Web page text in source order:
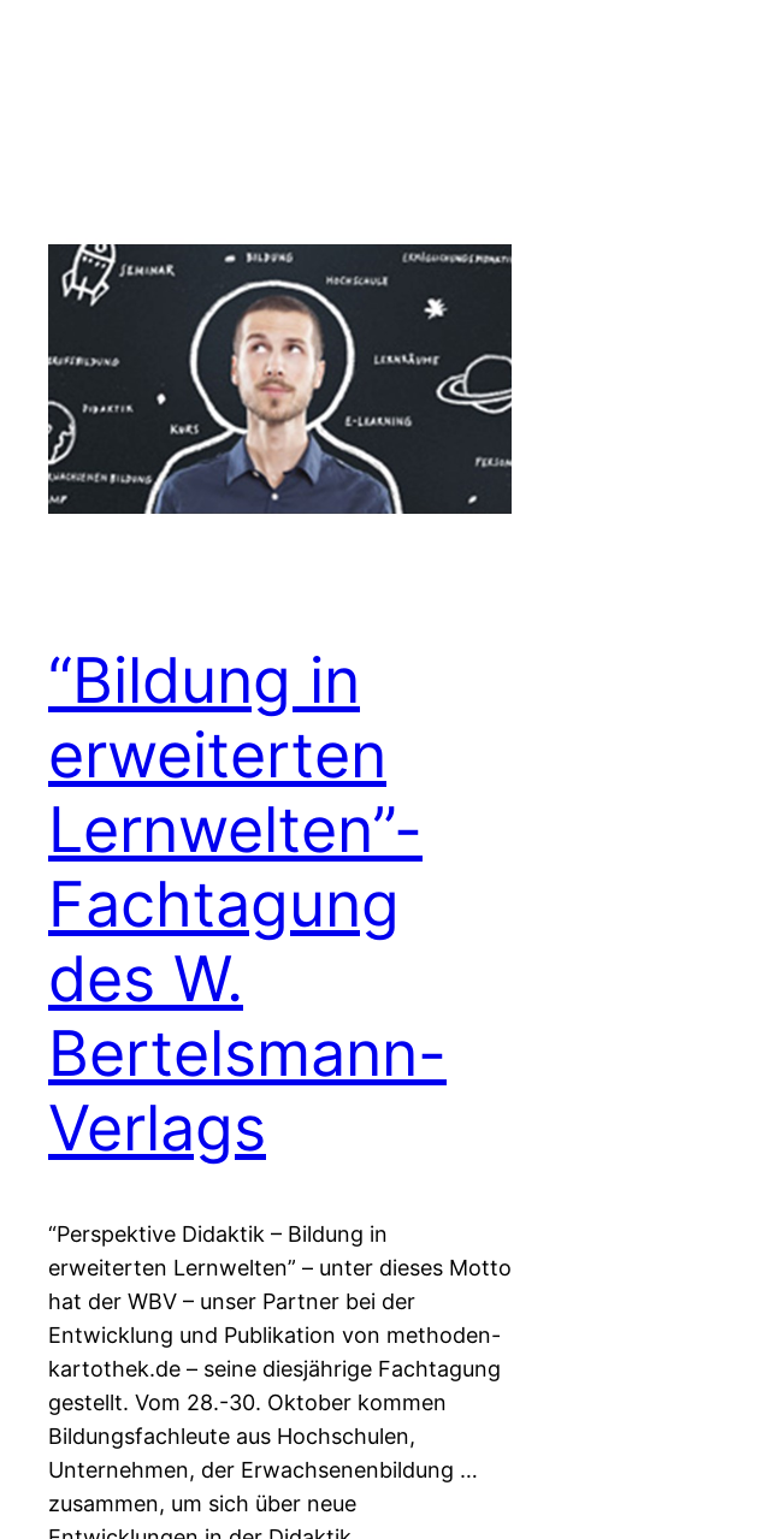
“Bildung in
erweiterten
Lernwelten”-
Fachtagung
des W.
Bertelsmann-
Verlags
“Perspektive Didaktik – Bildung in
erweiterten Lernwelten” – unter dieses Motto
hat der WBV – unser Partner bei der
Entwicklung und Publikation von methoden-
kartothek.de – seine diesjährige Fachtagung
gestellt. Vom 28.-30. Oktober kommen
Bildungsfachleute aus Hochschulen,
Unternehmen, der Erwachsenenbildung …
zusammen, um sich über neue